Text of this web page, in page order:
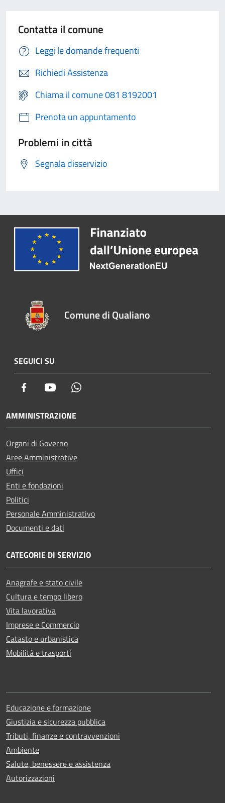
Contatta il comune
Leggi le domande frequenti
Richiedi Assistenza
Chiama il comune 081 8192001
Prenota un appuntamento
Problemi in città
Segnala disservizio
Comune di Qualiano
SEGUICI SU
Facebook Youtube
AMMINISTRAZIONE
Organi di Governo
Aree Amministrative
Uffici
Enti e fondazioni
Politici
Personale Amministrativo
Documenti e dati
CATEGORIE DI SERVIZIO
Anagrafe e stato civile
Cultura e tempo libero
Vita lavorativa
Imprese e Commercio
Catasto e urbanistica
Mobilità e trasporti
Educazione e formazione
Giustizia e sicurezza pubblica
Tributi, finanze e contravvenzioni
Ambiente
Salute, benessere e assistenza
Autorizzazioni